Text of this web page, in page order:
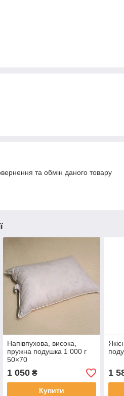
та обмін даного товару
Напівпухова, висока,
пружна подушка 1 000 г
50×70
1 050₴
Купити
1